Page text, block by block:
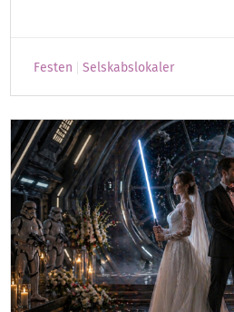
Festen Selskabslokaler